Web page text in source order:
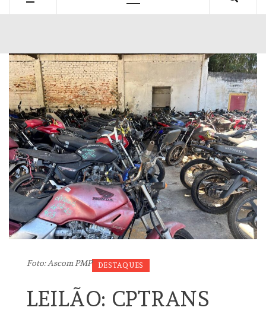
Foto: Ascom PMP DESTAQUES
LEILÃO: CPTRANS